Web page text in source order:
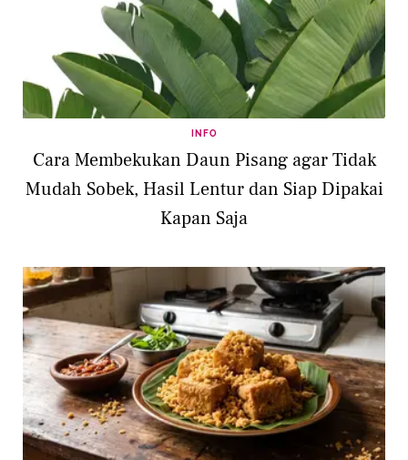
INFO
Cara Membekukan Daun Pisang agar Tidak
Mudah Sobek, Hasil Lentur dan Siap Dipakai
Kapan Saja